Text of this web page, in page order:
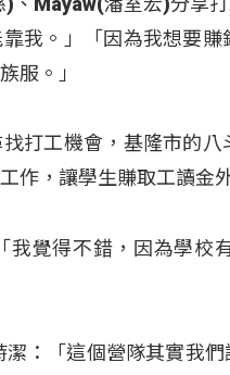
我。」「因為我想要
服。」
打工機會，基隆市的
作，讓學生賺取工讀金
我覺得不錯，因為學校
：「這個營隊其實我